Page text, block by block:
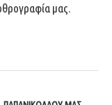
μας.